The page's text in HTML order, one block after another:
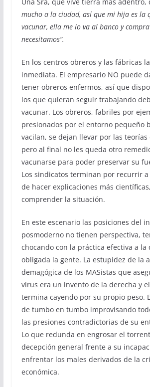
mucho a la ciudad, así que mi hija es la
vacunar, ella me lo va al banco y
necesitamos”.
En los centros obreros y las fábricas
inmediata. El empresario NO puede
tener obreros enfermos, así que
los que quieran seguir trabajando
vacunar. Los obreros, fabriles por
presionados por el entorno pequeño
vacilan, se dejan llevar por las teorías
pero al final no les queda otro
vacunarse para poder preservar su
Los sindicatos terminan por recurrir
de hacer explicaciones más
comprender la situación.
En este escenario las posiciones del
posmoderno no tienen perspectiva,
chocando con la práctica efectiva a la
obligada la gente. La estupidez de la
demagógica de los MASistas que
virus era un invento de la derecha y
termina cayendo por su propio peso.
de tumbo en tumbo improvisando
las presiones contradictorias de su
Lo que redunda en engrosar el
decepción general frente a su
enfrentar los males derivados de la
económica.